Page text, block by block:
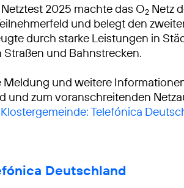
2025 machte das O2 Netz
und belegt den
durch starke Leistungen in
und Bahnstrecken.
Meldung und weitere
und zum voranschreitenden
Telefónica
Deutschland